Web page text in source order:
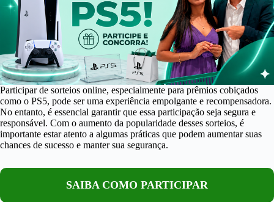
Participar de sorteios online, especialmente para prêmios cobiçados
como o PS5, pode ser uma experiência empolgante e recompensadora.
No entanto, é essencial garantir que essa participação seja segura e
responsável. Com o aumento da popularidade desses sorteios, é
importante estar atento a algumas práticas que podem aumentar suas
chances de sucesso e manter sua segurança.
SAIBA COMO PARTICIPAR